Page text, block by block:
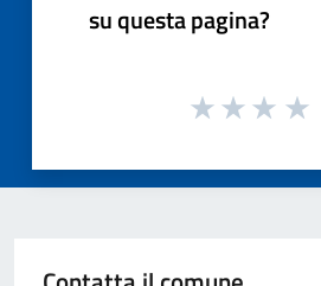
su questa pagina?